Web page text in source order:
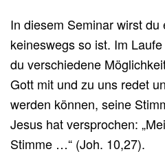
In diesem Seminar wirst
keineswegs so ist. Im
du verschiedene
Gott mit und zu uns redet
werden können, seine
Jesus hat versprochen:
Stimme …“ (Joh. 10,27).